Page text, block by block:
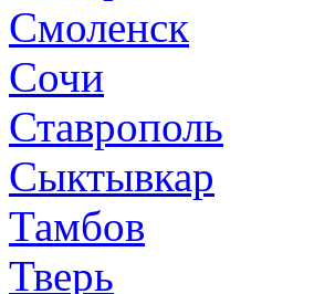
Смоленск
Сочи
Ставрополь
Сыктывкар
Тамбов
Тверь